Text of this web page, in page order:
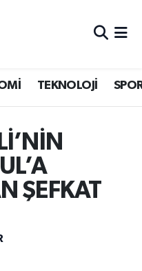
TEKNOLOJİ
ŞEFKAT
Fikstür